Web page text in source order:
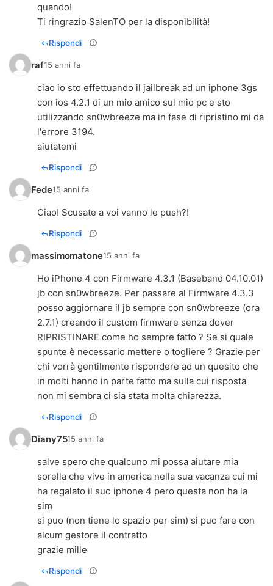
quando!
Ti ringrazio SalenTO per la disponibilità!
Rispondi
raf15 anni fa
ciao io sto effettuando il jailbreak ad un iphone 3gs
con ios 4.2.1 di un mio amico sul mio pc e sto
utilizzando sn0wbreeze ma in fase di ripristino mi da
l'errore 3194.
aiutatemi
Rispondi
Fede15 anni fa
Ciao! Scusate a voi vanno le push?!
Rispondi
massimomatone15 anni fa
Ho iPhone 4 con Firmware 4.3.1 (Baseband 04.10.01)
jb con sn0wbreeze. Per passare al Firmware 4.3.3
posso aggiornare il jb sempre con sn0wbreeze (ora
2.7.1) creando il custom firmware senza dover
RIPRISTINARE come ho sempre fatto ? Se si quale
spunte è necessario mettere o togliere ? Grazie per
chi vorrà gentilmente rispondere ad un quesito che
in molti hanno in parte fatto ma sulla cui risposta
non mi sembra ci sia stata molta chiarezza.
Rispondi
Diany7515 anni fa
salve spero che qualcuno mi possa aiutare mia
sorella che vive in america nella sua vacanza cui mi
ha regalato il suo iphone 4 pero questa non ha la
sim
si puo (non tiene lo spazio per sim) si puo fare con
alcum gestore il contratto
grazie mille
Rispondi